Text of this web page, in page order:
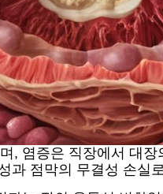
, 염증은 직장에서 대
과 점막의 무결성 손실